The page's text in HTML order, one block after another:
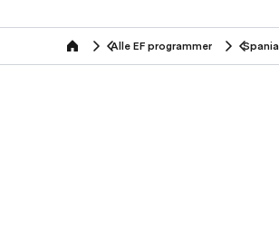
home Alle EF programmer Spania